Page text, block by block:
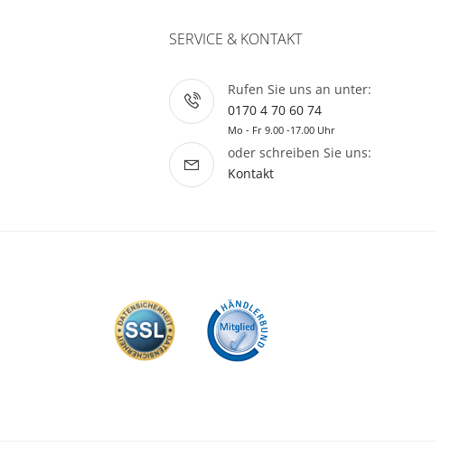
SERVICE & KONTAKT
Rufen Sie uns an unter:
0170 4 70 60 74
Mo - Fr 9.00 -17.00 Uhr
oder schreiben Sie uns:
Kontakt